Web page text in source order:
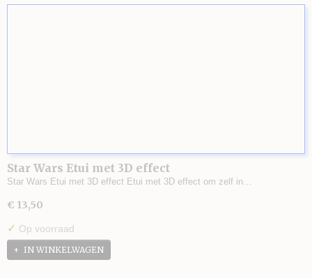
Star Wars Etui met 3D effect
Star Wars Etui met 3D effect Etui met 3D effect om zelf in…
€ 13,50
✓ Op voorraad
IN WINKELWAGEN